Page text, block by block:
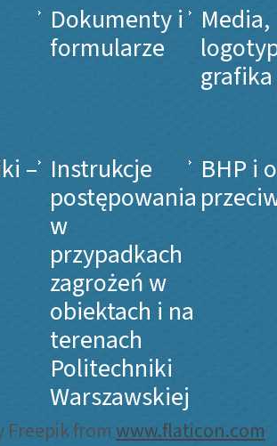
Dokumenty i
formularze
Media,
grafika
– Instrukcje
postępowania
w
przypadkach
zagrożeń w
obiektach i na
terenach
Politechniki
Warszawskiej
BHP i
Freepik fromwww.flaticon.com